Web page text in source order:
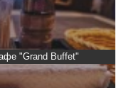
Buffet"